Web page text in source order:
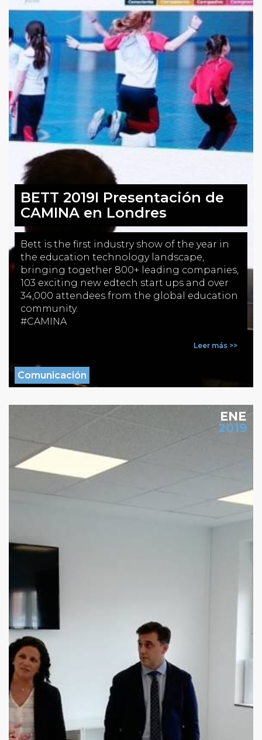
BETT 2019I Presentación de
CAMINA en Londres
Bett is the first industry show of the year in
the education technology landscape,
bringing together 800+ leading companies,
103 exciting new edtech start ups and over
34,000 attendees from the global education
community.
#CAMINA
Leer más >>
Comunicación
ENE
2019